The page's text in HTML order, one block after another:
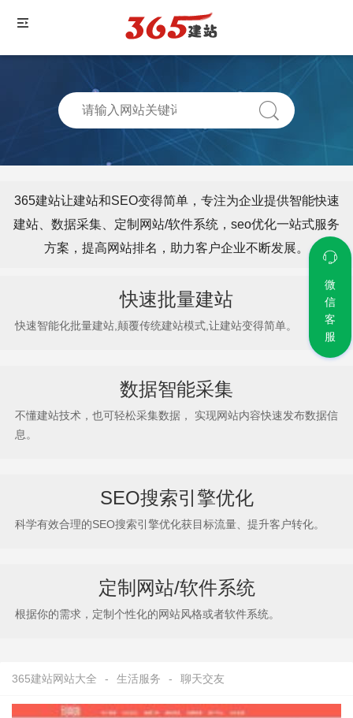
365建站让建站和SEO变得简单，专注为企业提供智能快速
建站、数据采集、定制网站/软件系统，seo优化一站式服务
方案，提高网站排名，助力客户企业不断发展。
快速批量建站
快速智能化批量建站,颠覆传统建站模式,让建站变得简单。
数据智能采集
不懂建站技术，也可轻松采集数据， 实现网站内容快速发布数据信
息。
SEO搜索引擎优化
科学有效合理的SEO搜索引擎优化获目标流量、提升客户转化。
定制网站/软件系统
根据你的需求，定制个性化的网站风格或者软件系统。
365建站网站大全 - 生活服务 - 聊天交友
微
信
客
服